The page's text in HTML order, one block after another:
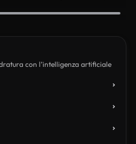
con l’intelligenza artificiale